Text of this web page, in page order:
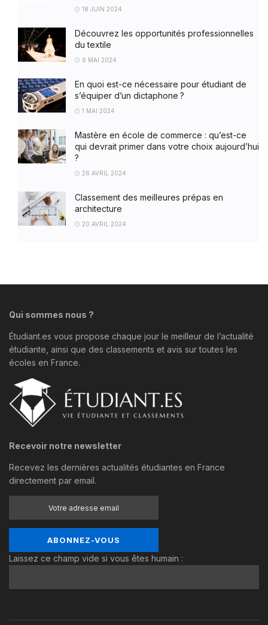
18 JUIN 2024
Découvrez les opportunités professionnelles
du textile
6 MAI 2024
En quoi est-ce nécessaire pour étudiant de
s’équiper d’un dictaphone ?
1 MAI 2024
Mastère en école de commerce : qu’est-ce
qui devrait primer dans votre choix aujourd’hui
?
26 AVRIL 2024
Classement des meilleures prépas en
architecture
20 AVRIL 2024
Qui sommes nous ?
Étudiant.es vous propose chaque jour le meilleur de l’actualité
étudiante, ainsi que des classements et avis sur toutes les
écoles en France.
Recevoir notre newsletter
Recevez les dernières actualités étudiantes en France
directement par email.
Laissez ce champ vide si vous êtes humain :